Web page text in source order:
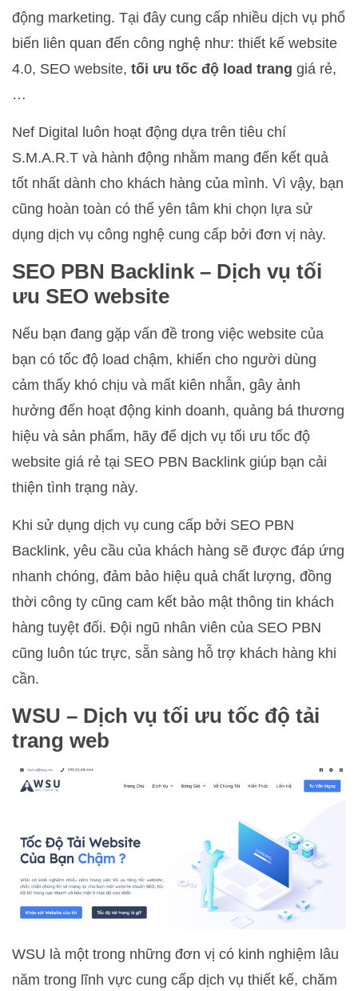
động marketing. Tại đây cung cấp nhiều dịch vụ phổ
biến liên quan đến công nghệ như: thiết kế website
4.0, SEO website, tối ưu tốc độ load trang giá rẻ,
…
Nef Digital luôn hoạt động dựa trên tiêu chí
S.M.A.R.T và hành động nhằm mang đến kết quả
tốt nhất dành cho khách hàng của mình. Vì vậy, bạn
cũng hoàn toàn có thể yên tâm khi chọn lựa sử
dụng dịch vụ công nghệ cung cấp bởi đơn vị này.
SEO PBN Backlink – Dịch vụ tối
ưu SEO website
Nếu bạn đang gặp vấn đề trong việc website của
bạn có tốc độ load chậm, khiến cho người dùng
cảm thấy khó chịu và mất kiên nhẫn, gây ảnh
hưởng đến hoạt động kinh doanh, quảng bá thương
hiệu và sản phẩm, hãy để dịch vụ tối ưu tốc độ
website giá rẻ tại SEO PBN Backlink giúp bạn cải
thiện tình trạng này.
Khi sử dụng dịch vụ cung cấp bởi SEO PBN
Backlink, yêu cầu của khách hàng sẽ được đáp ứng
nhanh chóng, đảm bảo hiệu quả chất lượng, đồng
thời công ty cũng cam kết bảo mật thông tin khách
hàng tuyệt đối. Đội ngũ nhân viên của SEO PBN
cũng luôn túc trực, sẵn sàng hỗ trợ khách hàng khi
cần.
WSU – Dịch vụ tối ưu tốc độ tải
trang web
WSU là một trong những đơn vị có kinh nghiệm lâu
năm trong lĩnh vực cung cấp dịch vụ thiết kế, chăm